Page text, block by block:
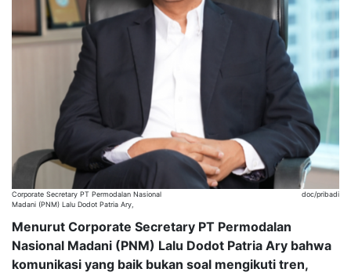
Corporate Secretary PT Permodalan Nasional
Madani (PNM) Lalu Dodot Patria Ary,
doc/pribadi
Menurut Corporate Secretary PT Permodalan
Nasional Madani (PNM) Lalu Dodot Patria Ary bahwa
komunikasi yang baik bukan soal mengikuti tren,